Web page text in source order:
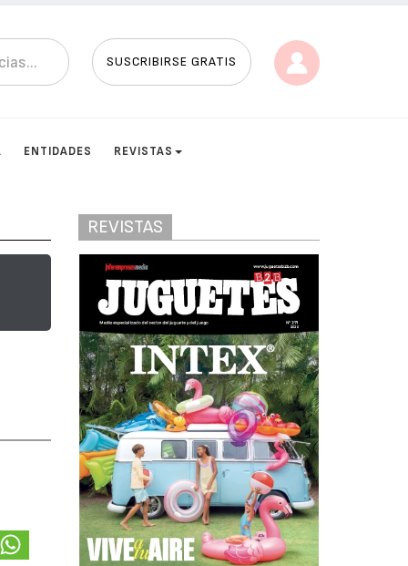
SUSCRIBIRSE GRATIS
ENTIDADES REVISTAS
REVISTAS